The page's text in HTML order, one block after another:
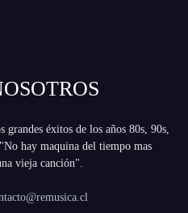
éxitos de los años 80s, 90s,
hay maquina del tiempo mas
vieja canción".